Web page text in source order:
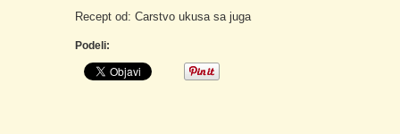
Recept od: Carstvo ukusa sa juga
Podeli: